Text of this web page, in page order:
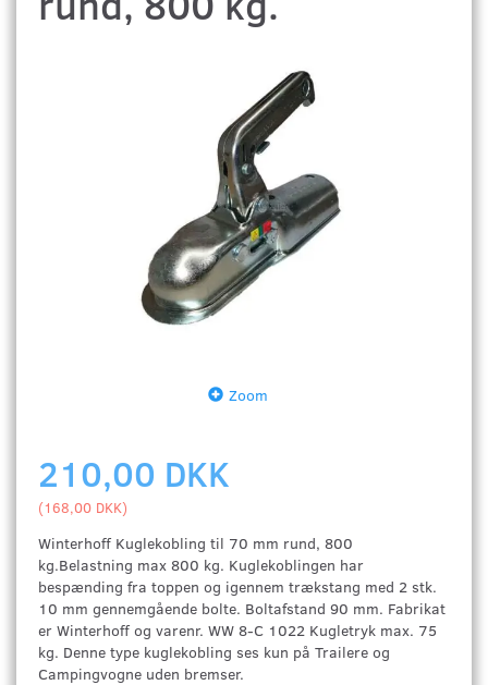
Zoom
210,00 DKK
(168,00 DKK)
Winterhoff Kuglekobling til 70 mm rund, 800
kg.Belastning max 800 kg. Kuglekoblingen har
bespænding fra toppen og igennem trækstang med 2 stk.
10 mm gennemgående bolte. Boltafstand 90 mm. Fabrikat
er Winterhoff og varenr. WW 8-C 1022 Kugletryk max. 75
kg. Denne type kuglekobling ses kun på Trailere og
Campingvogne uden bremser.